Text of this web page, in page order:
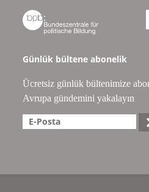

Günlük bültene abonelik
Ücretsiz günlük bültenimize
Avrupa gündemini yakalayın